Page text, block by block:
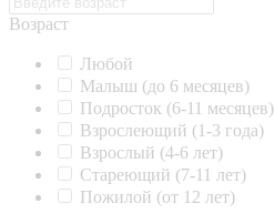
Возраст
Любой
Малыш (до 6 месяцев)
Подросток (6-11 месяцев)
Взрослеющий (1-3 года)
Взрослый (4-6 лет)
Стареющий (7-11 лет)
Пожилой (от 12 лет)